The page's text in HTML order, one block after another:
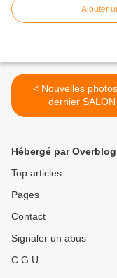
Ajouter
< Nouvelles photos du
dernier SALON
AUTOMEDON
Hébergé par Overblog
Top articles
Pages
Contact
Signaler un abus
C.G.U.